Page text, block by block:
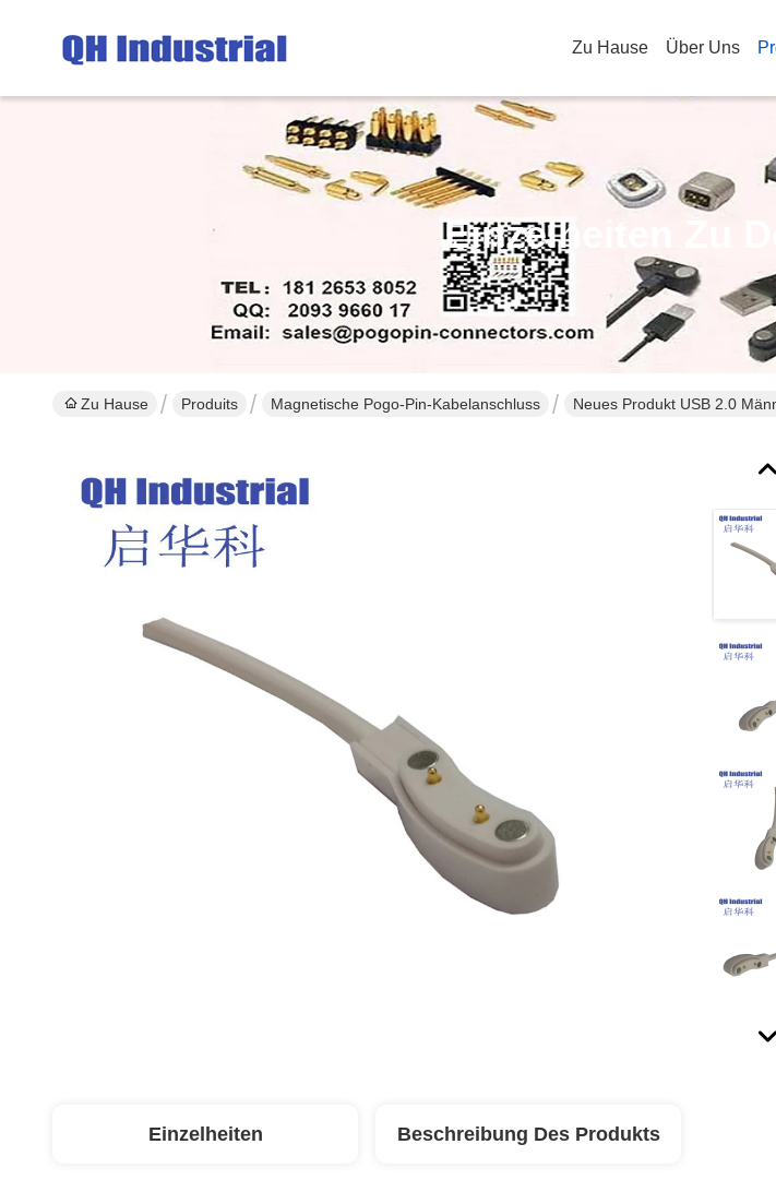
Zu Hause Über Uns
Einzelheiten Zu
Zu Hause Produits Magnetische Pogo-Pin-Kabelanschluss Neues Produkt USB 2.0
Einzelheiten Beschreibung Des Produkts